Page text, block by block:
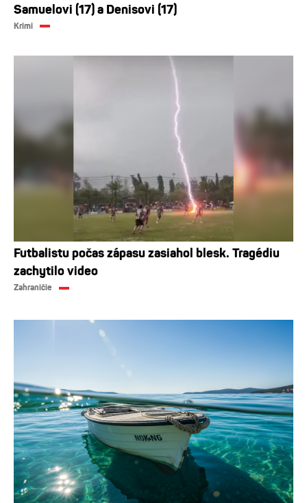
Samuelovi (17) a Denisovi (17)
Krimi
Futbalistu počas zápasu zasiahol blesk. Tragédiu
zachytilo video
Zahraničie